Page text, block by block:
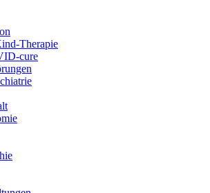
Therapie
cure